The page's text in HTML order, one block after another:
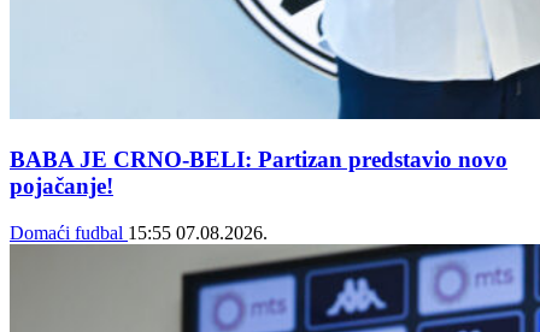
BABA JE CRNO-BELI: Partizan predstavio novo
pojačanje!
Domaći fudbal 15:55 07.08.2026.